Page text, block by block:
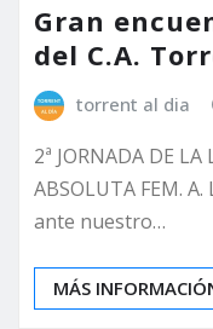
Gran
del C.A.
torrent al dia
2ª JORNADA DE
ABSOLUTA FEM.
ante nuestro…
MÁS